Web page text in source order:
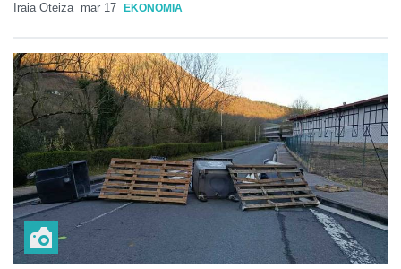
Iraia Oteiza mar 17 EKONOMIA